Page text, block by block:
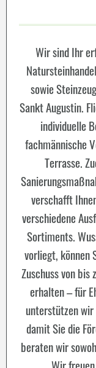
Wir sind Ihr
sowie
Sankt Augustin.
individuelle
fachmännische
Terrasse.
verschafft
verschiedene
Sortiments.
vorliegt, können
Zuschuss von
erhalten – für
unterstützen wir
damit Sie die
beraten wir